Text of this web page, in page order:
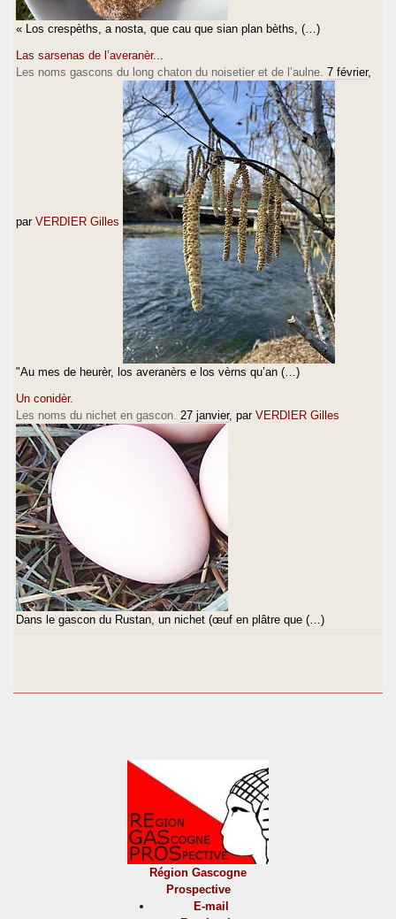
« Los crespèths, a nosta, que cau que sian plan bèths, (…)
Las sarsenas de l’averanèr...
Les noms gascons du long chaton du noisetier et de l’aulne. 7 février,
par VERDIER Gilles
"Au mes de heurèr, los averanèrs e los vèrns qu’an (…)
Un conidèr.
Les noms du nichet en gascon. 27 janvier, par VERDIER Gilles
Dans le gascon du Rustan, un nichet (œuf en plâtre que (…)
Région Gascogne
Prospective
E-mail